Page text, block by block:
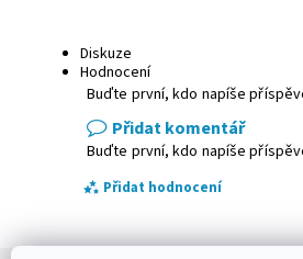
Diskuze
Hodnocení
Buďte první, kdo napíše
Přidat komentář
Buďte první, kdo napíše
Přidat hodnocení